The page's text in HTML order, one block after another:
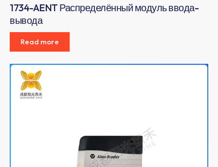
1734-AENT Распределённый модуль ввода-
вывода
Read more